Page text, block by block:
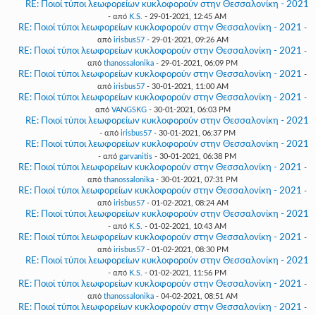
RE: Ποιοί τύποι λεωφορείων κυκλοφορούν στην Θεσσαλονίκη - 2021
- από K.S. - 29-01-2021, 12:45 AM
RE: Ποιοί τύποι λεωφορείων κυκλοφορούν στην Θεσσαλονίκη - 2021 -
από irisbus57- 29-01-2021, 09:26 AM
RE: Ποιοί τύποι λεωφορείων κυκλοφορούν στην Θεσσαλονίκη - 2021 -
από thanossalonika - 29-01-2021, 06:09 PM
RE: Ποιοί τύποι λεωφορείων κυκλοφορούν στην Θεσσαλονίκη - 2021 -
από irisbus57- 30-01-2021, 11:00 AM
RE: Ποιοί τύποι λεωφορείων κυκλοφορούν στην Θεσσαλονίκη - 2021 -
από VANGSKG- 30-01-2021, 06:03 PM
RE: Ποιοί τύποι λεωφορείων κυκλοφορούν στην Θεσσαλονίκη - 2021
- από irisbus57- 30-01-2021, 06:37 PM
RE: Ποιοί τύποι λεωφορείων κυκλοφορούν στην Θεσσαλονίκη - 2021
- από garvanitis - 30-01-2021, 06:38 PM
RE: Ποιοί τύποι λεωφορείων κυκλοφορούν στην Θεσσαλονίκη - 2021 -
από thanossalonika - 30-01-2021, 07:31 PM
RE: Ποιοί τύποι λεωφορείων κυκλοφορούν στην Θεσσαλονίκη - 2021 -
από irisbus57- 01-02-2021, 08:24 AM
RE: Ποιοί τύποι λεωφορείων κυκλοφορούν στην Θεσσαλονίκη - 2021
- από K.S. - 01-02-2021, 10:43 AM
RE: Ποιοί τύποι λεωφορείων κυκλοφορούν στην Θεσσαλονίκη - 2021 -
από irisbus57- 01-02-2021, 08:30 PM
RE: Ποιοί τύποι λεωφορείων κυκλοφορούν στην Θεσσαλονίκη - 2021
- από K.S. - 01-02-2021, 11:56 PM
RE: Ποιοί τύποι λεωφορείων κυκλοφορούν στην Θεσσαλονίκη - 2021 -
από thanossalonika - 04-02-2021, 08:51 AM
RE: Ποιοί τύποι λεωφορείων κυκλοφορούν στην Θεσσαλονίκη - 2021 -